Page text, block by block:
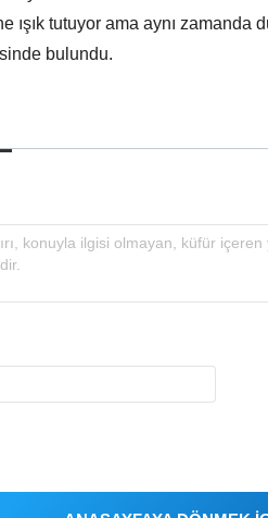
ışık tutuyor ama aynı zamanda
bulundu.